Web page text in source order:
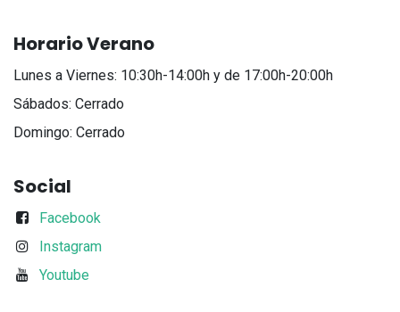
Horario Verano
Lunes a Viernes: 10:30h-14:00h y de 17:00h-20:00h
Sábados: Cerrado
Domingo: Cerrado
Social
Facebook
Instagram
Youtube